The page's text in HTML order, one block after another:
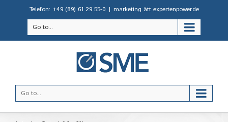
Telefon: +49 (89) 61 29 55-0 | marketing ätt expertenpower.de
Go to...
Go to...